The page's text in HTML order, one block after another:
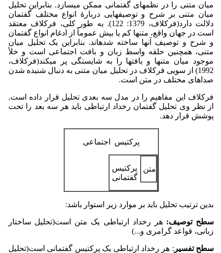
میان متنی را در نظم­های گفتمانی ممکن می­سازد. بنابراین تحلیل
میان متنی بر شرح و توصیف­هایی دربارۀ انواع مختلف گفتمان
دلالت دارد(فرکلاف، 1379: 122). به طور کلی، فرکلاف معتقد
است در جهان واقع، متن­ها کم یا بیش عموماً از ادغام انواع گفتمان
و شرح و توصیف آنها ساخته شده­اند. بنابراین یک تحلیل میان
متنی، همچنین حلقه واسط زبان و بافت اجتماعی است و خلأ
موجود میان متن­ها و بافت­ها را به شایستگی پر می­کند(فرکلاف،
1992) از سویی فرکلاف در تحلیل میان متنی به دنبال شنیده شدن
صداهای مختلف در متن است.
فرکلاف این مفاهیم را در مدل سه بعدی تحلیل قرار داده است.
از نظر وی تحلیل گفتمان رخداد ارتباطی باید هر سه بعد را تحت
پوشش قرار دهد.
پرکتیس اجتماعی
متن
پرکتیس
گفتمانی
بدین ترتیب تحلیل باید بر موارد زیر استوار باشد:
سطح توصیف: هر رخداد ارتباطی یک متن است(تحلیل ساختار
زبانی، قواعد گرامری و...)
سطح تفسیر : هر رخداد ارتباطی یک پرکتیس گفتمانی است(تحلیل